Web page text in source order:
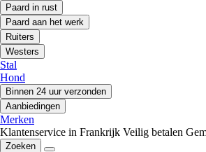
Paard in rust
Paard aan het werk
Ruiters
Westers
Stal
Hond
Binnen 24 uur verzonden
Aanbiedingen
Merken
Klantenservice in Frankrijk Veilig betalen
Zoeken